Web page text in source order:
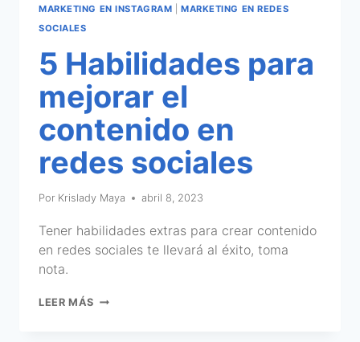
MARKETING EN INSTAGRAM |MARKETING EN REDES
SOCIALES
5 Habilidades para
mejorar el
contenido en
redes sociales
Por Krislady Maya abril 8, 2023
Tener habilidades extras para crear contenido
en redes sociales te llevará al éxito, toma
nota.
LEER MÁS